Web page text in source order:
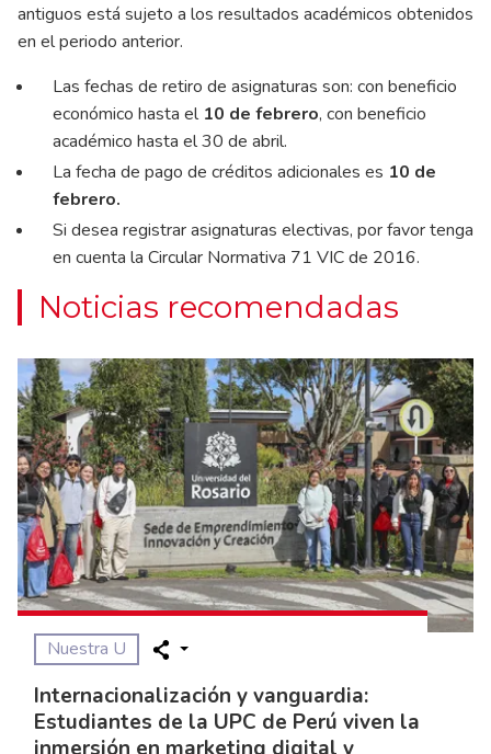
antiguos está sujeto a los resultados académicos obtenidos
en el periodo anterior.
Las fechas de retiro de asignaturas son: con beneficio
económico hasta el 10 de febrero, con beneficio
académico hasta el 30 de abril.
La fecha de pago de créditos adicionales es 10 de
febrero.
Si desea registrar asignaturas electivas, por favor tenga
en cuenta la Circular Normativa 71 VIC de 2016.
Noticias recomendadas
Nuestra U
Internacionalización y vanguardia:
Estudiantes de la UPC de Perú viven la
inmersión en marketing digital y